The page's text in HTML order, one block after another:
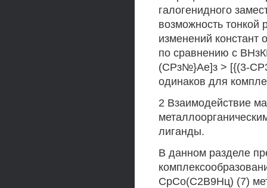
галогенидного
возможность тонкой
изменений констант
по сравнению с
(СРз№}Ае]з > [{(3-
одинаков для
2 Взаимодействие
лиганды.
В данном разделе
СрСо(С2В9Нц) (7)